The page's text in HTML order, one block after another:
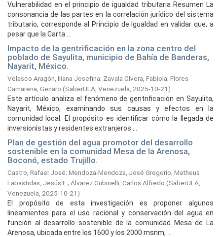
Vulnerabilidad en el principio de igualdad tributaria Resumen La
consonancia de las partes en la correlación jurídico del sistema
tributario, corresponde al Principio de Igualdad en validar que, a
pesar que la Carta ...
Impacto de la gentrificación en la zona centro del
poblado de Sayulita, municipio de Bahía de Banderas,
Nayarit, México.
Velasco Aragón, Iliana Josefina; Zavala Olvera, Fabiola; Flores
Camarena, Genaro (SaberULA, Venezuela, 2025-10-21)
Este artículo analiza el fenómeno de gentrificación en Sayulita,
Nayarit, México, examinando sus causas y efectos en la
comunidad local. El propósito es identificar cómo la llegada de
inversionistas y residentes extranjeros ...
Plan de gestión del agua promotor del desarrollo
sostenible en la comunidad Mesa de la Arenosa,
Boconó, estado Trujillo.
Castro, Rafael José; Mendoza-Mendoza, José Gregorio; Matheus
Labastidas, Jesús E.; Álvarez Gubinelli, Carlos Alfredo (SaberULA,
Venezuela, 2025-10-21)
El propósito de esta investigación es proponer algunos
lineamientos para el uso racional y conservación del agua en
función al desarrollo sostenible de la comunidad Mesa de La
Arenosa, ubicada entre los 1600 y los 2000 msnm, ...